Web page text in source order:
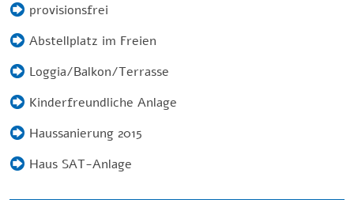
provisionsfrei
Abstellplatz im Freien
Loggia/Balkon/Terrasse
Kinderfreundliche Anlage
Haussanierung 2015
Haus SAT-Anlage